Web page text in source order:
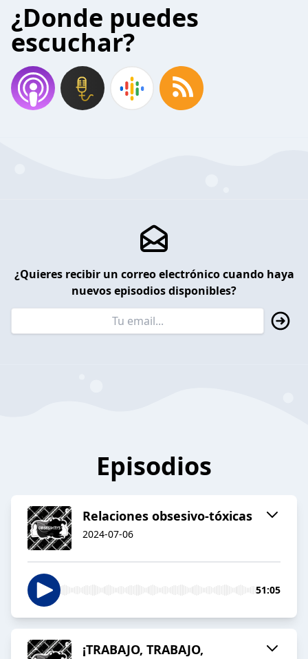
¿Donde puedes
escuchar?
¿Quieres recibir un correo electrónico cuando haya
nuevos episodios disponibles?
Episodios
Relaciones obsesivo-tóxicas
2024-07-06
51:05
¡TRABAJO, TRABAJO,